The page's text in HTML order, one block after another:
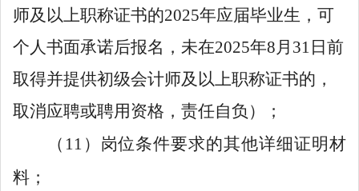
师及以上职称证书的2025年应届毕业生 ，可
个人书面承诺后报名，未在2025年8月 31 日前
取得并提供初级会计师及以上职称证书的，
取消应聘或聘用资格，责任自负 ）
；
（11）岗位条件要求的其他详细证明材
料；